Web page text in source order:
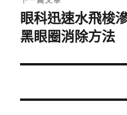
下
一
文
眼科迅速水飛梭
黑眼圈消除方法